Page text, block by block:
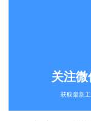
关注微
获取最新